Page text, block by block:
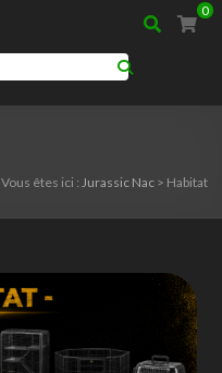
0
Vous êtes ici : Jurassic Nac> Habitat